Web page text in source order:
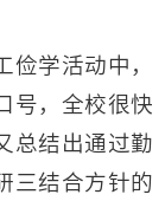
俭学活动中，
号，全校很快
总结出通过勤
三结合方针的